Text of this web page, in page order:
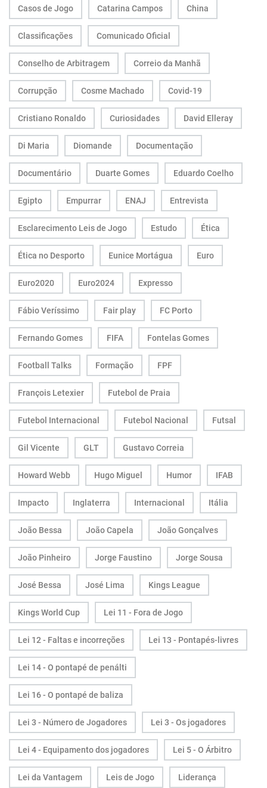
Casos de Jogo Catarina Campos China
Classificações Comunicado Oficial
Conselho de Arbitragem Correio da Manhã
Corrupção Cosme Machado Covid-19
Cristiano Ronaldo Curiosidades David Elleray
Di Maria Diomande Documentação
Documentário Duarte Gomes Eduardo Coelho
Egipto Empurrar ENAJ Entrevista
Esclarecimento Leis de Jogo Estudo Ética
Ética no Desporto Eunice Mortágua Euro
Euro2020 Euro2024 Expresso
Fábio Veríssimo Fair play FC Porto
Fernando Gomes FIFA Fontelas Gomes
Football Talks Formação FPF
François Letexier Futebol de Praia
Futebol Internacional Futebol Nacional Futsal
Gil Vicente GLT Gustavo Correia
Howard Webb Hugo Miguel Humor IFAB
Impacto Inglaterra Internacional Itália
João Bessa João Capela João Gonçalves
João Pinheiro Jorge Faustino Jorge Sousa
José Bessa José Lima Kings League
Kings World Cup Lei 11 - Fora de Jogo
Lei 12 - Faltas e incorreções Lei 13 - Pontapés-livres
Lei 14 - O pontapé de penálti
Lei 16 - O pontapé de baliza
Lei 3 - Número de Jogadores Lei 3 - Os jogadores
Lei 4 - Equipamento dos jogadores Lei 5 - O Árbitro
Lei da Vantagem Leis de Jogo Liderança